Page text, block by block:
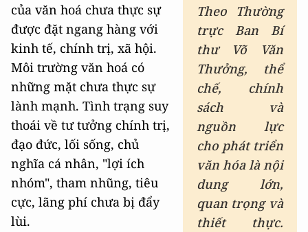
Theo Thường
trực Ban Bí
thư Võ Văn
Thưởng, thể
chế, chính
sách và
nguồn lực
cho phát triển
văn hóa là nội
dung lớn,
quan trọng và
thiết thực.
của văn hoá chưa thực sự
được đặt ngang hàng với
kinh tế, chính trị, xã hội.
Môi trường văn hoá có
những mặt chưa thực sự
lành mạnh. Tình trạng suy
thoái về tư tưởng chính trị,
đạo đức, lối sống, chủ
nghĩa cá nhân, "lợi ích
nhóm", tham nhũng, tiêu
cực, lãng phí chưa bị đẩy
lùi.